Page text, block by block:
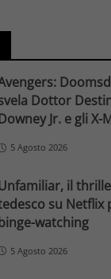
Dottor
Jr. e gli X-
5 Agosto 2026
il
su Netflix
binge-watching
5 Agosto 2026